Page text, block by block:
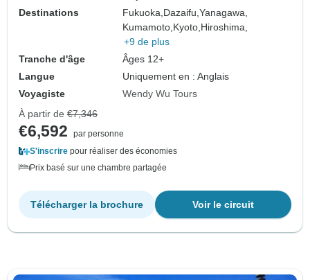
Destinations
Fukuoka, Dazaifu,Yanagawa,
Kumamoto, Kyoto, Hiroshima,
+9 de plus
Tranche d'âge
Âges 12+
Langue
Uniquement en : Anglais
Voyagiste
Wendy Wu Tours
À partir de €7,346
€6,592
par personne
S'inscrire pour réaliser des économies
Prix basé sur une chambre partagée
Voir le circuit
Télécharger la brochure